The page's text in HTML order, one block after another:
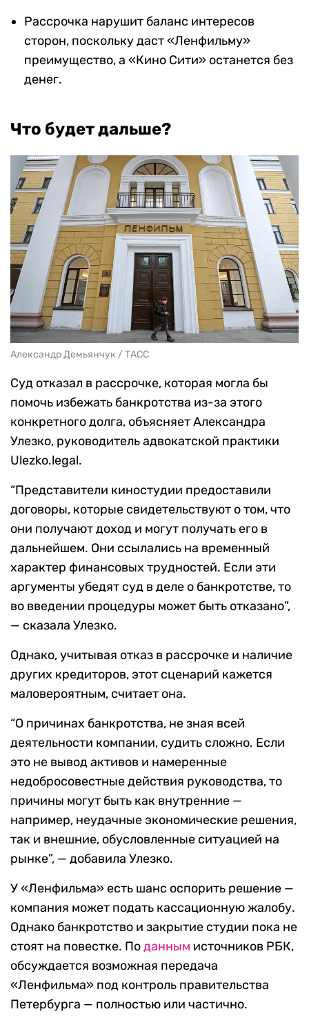
Рассрочка нарушит баланс интересов
сторон, поскольку даст «Ленфильму»
преимущество, а «Кино Сити» останется без
денег.
Что будет дальше?
Александр Демьянчук / ТАСС
Суд отказал в рассрочке, которая могла бы
помочь избежать банкротства из-за этого
конкретного долга, объясняет Александра
Улезко, руководитель адвокатской практики
Ulezko.legal.
“Представители киностудии предоставили
договоры, которые свидетельствуют о том, что
они получают доход и могут получать его в
дальнейшем. Они ссылались на временный
характер финансовых трудностей. Если эти
аргументы убедят суд в деле о банкротстве, то
во введении процедуры может быть отказано”,
— сказала Улезко.
Однако, учитывая отказ в рассрочке и наличие
других кредиторов, этот сценарий кажется
маловероятным, считает она.
“О причинах банкротства, не зная всей
деятельности компании, судить сложно. Если
это не вывод активов и намеренные
недобросовестные действия руководства, то
причины могут быть как внутренние —
например, неудачные экономические решения,
так и внешние, обусловленные ситуацией на
рынке”, — добавила Улезко.
У «Ленфильма» есть шанс оспорить решение —
компания может подать кассационную жалобу.
Однако банкротство и закрытие студии пока не
стоят на повестке. Поданным источников РБК,
обсуждается возможная передача
«Ленфильма» под контроль правительства
Петербурга — полностью или частично.